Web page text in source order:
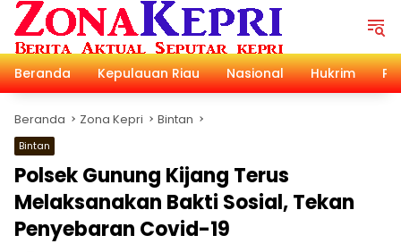
Langsung
konten
Beranda
Kepulauan Riau Nasional Hukrim
Beranda Zona Kepri Bintan
Bintan
Polsek Gunung Kijang Terus
Melaksanakan Bakti Sosial, Tekan
Penyebaran Covid-19